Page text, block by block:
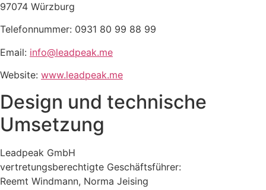
97074 Würzburg
Telefonnummer: 0931 80 99 88 99
Email: info@leadpeak.me
Website: www.leadpeak.me
Design und technische
Umsetzung
Leadpeak GmbH
vertretungsberechtigte Geschäftsführer:
Reemt Windmann, Norma Jeising